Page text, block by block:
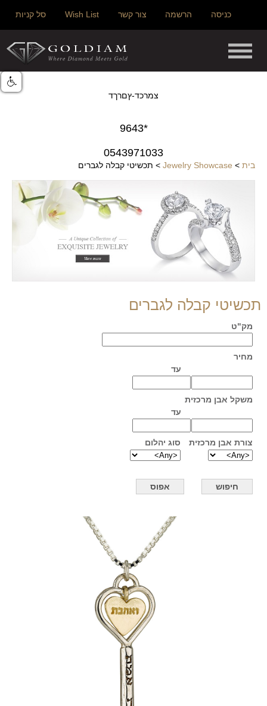
כניסה הרשמה צור קשר Wish List סל קניות
צמרכד-ץםרךד
*9643
0543971033
בית >
Jewelry Showcase
> תכשיטי קבלה לגברים
תכשיטי קבלה לגברים
מק"ט
מחיר
עד
משקל אבן מרכזית
עד
צורת אבן מרכזית סוג יהלום